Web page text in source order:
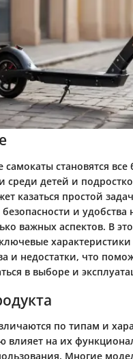
становятся все
среди детей и
казаться простой
и
важных аспектов. В
и недостатки, что
в выборе и
по типам и
влияет на их
Многие